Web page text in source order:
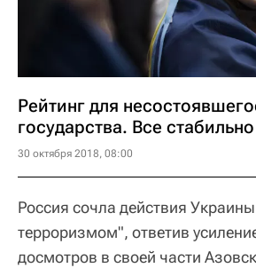
Рейтинг для
государства. Все
30 октября 2018, 08:00
Россия сочла действия
терроризмом", ответив
досмотров в своей части